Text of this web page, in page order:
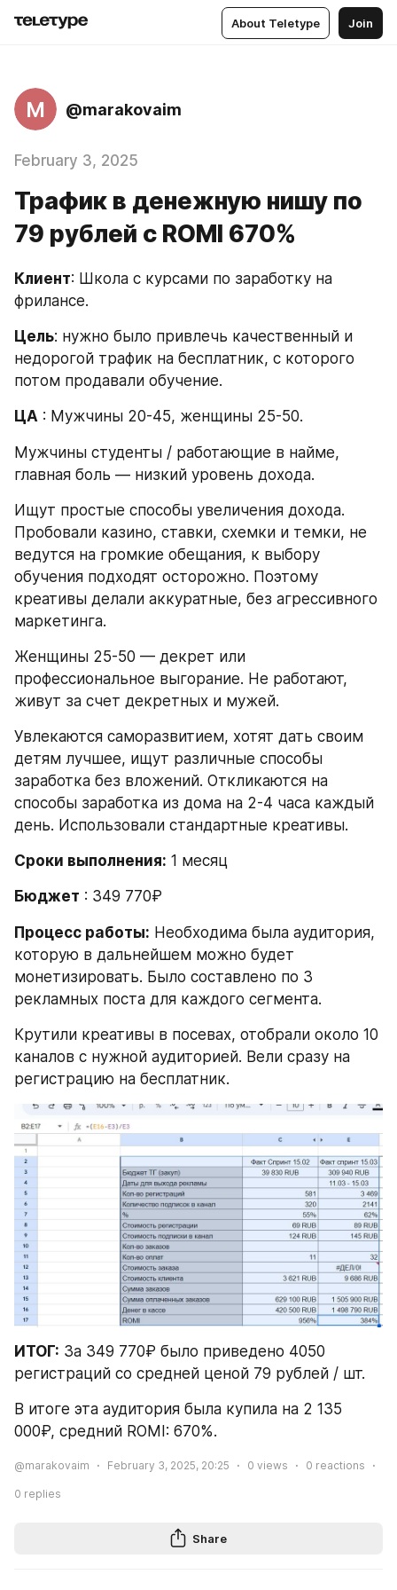
About Teletype Join
M @marakovaim
February 3, 2025
Трафик в денежную нишу по
79 рублей с ROMI 670%
Клиент: Школа с курсами по заработку на
фрилансе.
Цель: нужно было привлечь качественный и
недорогой трафик на бесплатник, с которого
потом продавали обучение.
ЦА : Мужчины 20-45, женщины 25-50.
Мужчины студенты / работающие в найме,
главная боль — низкий уровень дохода.
Ищут простые способы увеличения дохода.
Пробовали казино, ставки, схемки и темки, не
ведутся на громкие обещания, к выбору
обучения подходят осторожно. Поэтому
креативы делали аккуратные, без агрессивного
маркетинга.
Женщины 25-50 — декрет или
профессиональное выгорание. Не работают,
живут за счет декретных и мужей.
Увлекаются саморазвитием, хотят дать своим
детям лучшее, ищут различные способы
заработка без вложений. Откликаются на
способы заработка из дома на 2-4 часа каждый
день. Использовали стандартные креативы.
Сроки выполнения: 1 месяц
Бюджет : 349 770₽
Процесс работы: Необходима была аудитория,
которую в дальнейшем можно будет
монетизировать. Было составлено по 3
рекламных поста для каждого сегмента.
Крутили креативы в посевах, отобрали около 10
каналов с нужной аудиторией. Вели сразу на
регистрацию на бесплатник.
ИТОГ: За 349 770₽ было приведено 4050
регистраций со средней ценой 79 рублей / шт.
В итоге эта аудитория была купила на 2 135
000₽, средний ROMI: 670%.
@marakovaim February 3, 2025, 20:25 0 views 0 reactions
0 replies
Share